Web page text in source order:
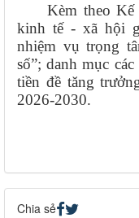
Kèm theo Kế
kinh tế - xã hội
nhiệm vụ trọng
số”; danh mục
tiền đề tăng
2026-2030.
Chia sẻ